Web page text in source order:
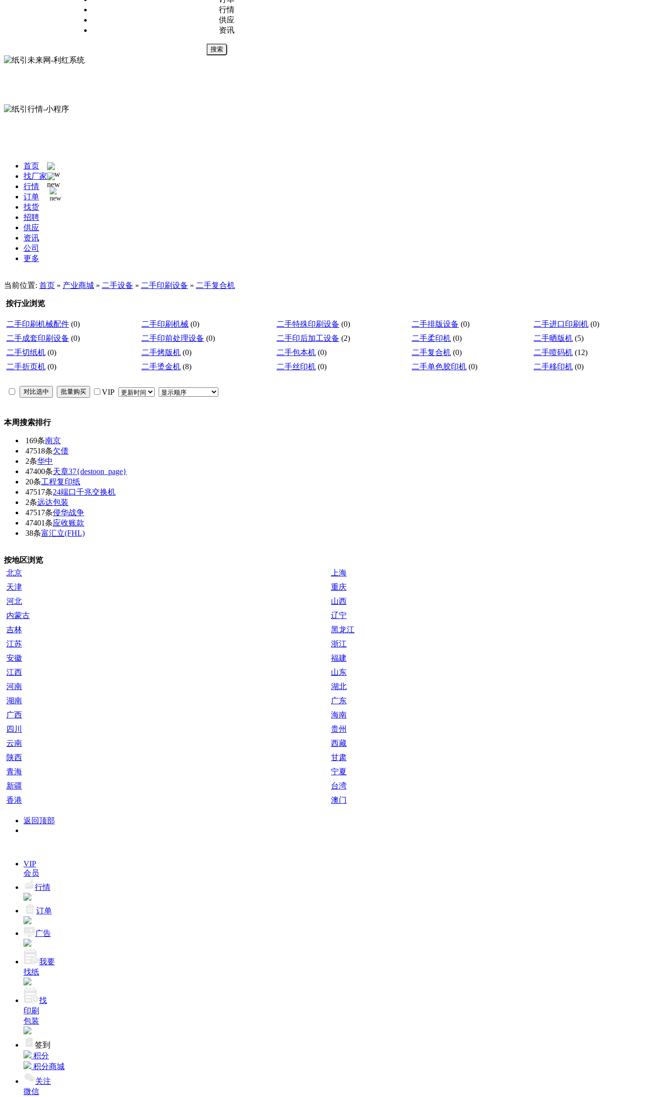
行情
供应
资讯
搜索
首页
找厂家
行情
订单
找货
招聘
供应
资讯
公司
更多
当前位置: 首页 » 产业商城 » 二手设备 » 二手印刷设备 » 二手复合机
按行业浏览
二手印刷机械配件 (0) 二手印刷机械 (0) 二手特殊印刷设备 (0) 二手排版设备 (0) 二手进口印刷机 (0)
二手成套印刷设备 (0) 二手印前处理设备 (0) 二手印后加工设备 (2) 二手柔印机 (0) 二手晒版机 (5)
二手切纸机 (0) 二手烤版机 (0) 二手包本机 (0) 二手复合机 (0) 二手喷码机 (12)
二手折页机 (0) 二手烫金机 (8) 二手丝印机 (0) 二手单色胶印机 (0) 二手移印机 (0)
VIP
本周搜索排行
169条南京
47518条欠债
2条华中
47400条天章37{destoon_page}
20条工程复印纸
47517条24端口千兆交换机
2条远达包装
47517条侵华战争
47401条应收账款
38条富汇立(FHL)
按地区浏览
北京
上海
天津
重庆
河北
山西
内蒙古
辽宁
吉林
黑龙江
江苏
浙江
安徽
福建
江西
山东
河南
湖北
湖南
广东
广西
海南
四川
贵州
云南
西藏
陕西
甘肃
青海
宁夏
新疆
台湾
香港
澳门
返回顶部
VIP
会员
行情
订单
广告
我要
找纸
找
印刷
包装
签到
积分
积分商城
关注
微信